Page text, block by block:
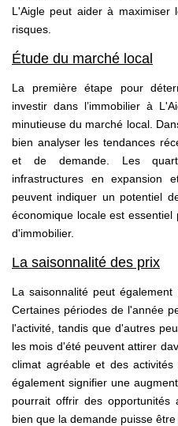
L'Aigle peut aider à maximiser
risques.
Étude du marché local
La première étape pour
investir dans l’immobilier à
minutieuse du marché local.
bien analyser les tendances
et de demande. Les
infrastructures en expansion
peuvent indiquer un potentiel
économique locale est
d'immobilier.
La saisonnalité des prix
La saisonnalité peut
Certaines périodes de l'année
l'activité, tandis que d'autres
les mois d'été peuvent attirer
climat agréable et des
également signifier une
pourrait offrir des opportunités
bien que la demande puisse être